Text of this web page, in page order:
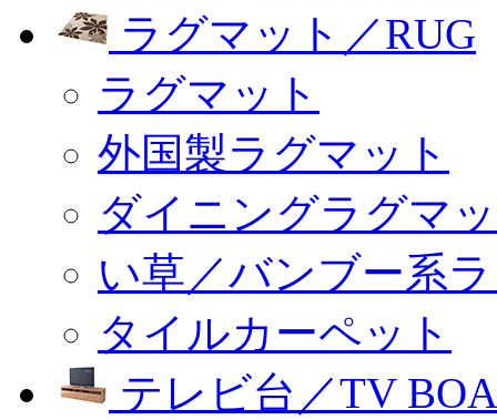
ラグマット／RUG
ラグマット
外国製ラグマット
ダイニングラグマ
い草／バンブー系
タイルカーペット
テレビ台／TV